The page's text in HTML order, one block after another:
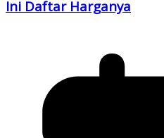
Ini Daftar Harganya